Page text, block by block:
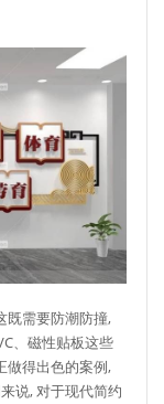
既需要防潮防撞,
、磁性贴板这些
做得出色的案例,
说, 对于现代简约